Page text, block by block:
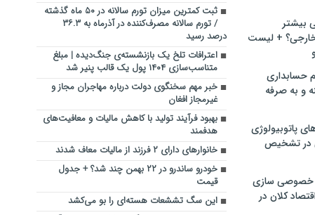
بیشتر
+ لیست
حسابداری
و به صرفه
پاتوبیولوژی
در تشخیص
خصوصی سازی
کلان در
ثبت کمترین میزان تورم سالانه در ۵۰ ماه گذشته
/ تورم سالانه مصرف‌کننده در آذرماه به ۳۶.۳
درصد رسید
اعترافات تلخ یک بازنشسته‌ی جنگ‌دیده | مبلغ
متناسب‌سازی ۱۴۰۴ پول یک قالب پنیر شد
خبر مهم سخنگوی دولت درباره مهاجران مجاز و
غیرمجاز افغان
بهبود فرآیند تولید با کاهش مالیات و معافیت‌های
هدفمند
خانوارهای دارای ۲ فرزند از مالیات معاف شدند
خودرو ساندرو در ۲۲ بهمن چند شد؟ + جدول
قیمت
این سگ تششعات هسته‌ای را بو می‌کشد